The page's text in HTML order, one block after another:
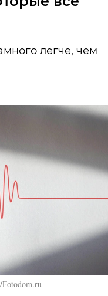
легче, чем